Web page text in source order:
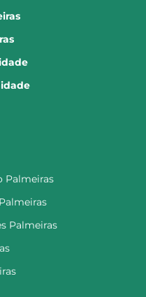
Palmeiras
Palmeiras